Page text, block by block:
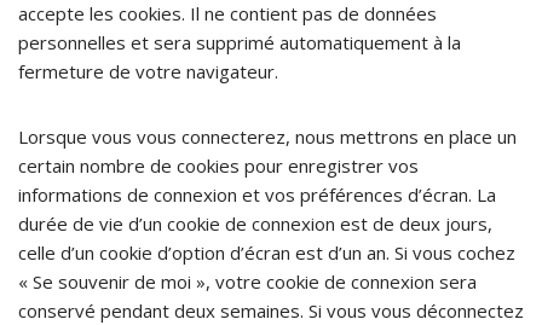
accepte les cookies. Il ne contient pas de données
personnelles et sera supprimé automatiquement à la
fermeture de votre navigateur.
Lorsque vous vous connecterez, nous mettrons en place un
certain nombre de cookies pour enregistrer vos
informations de connexion et vos préférences d’écran. La
durée de vie d’un cookie de connexion est de deux jours,
celle d’un cookie d’option d’écran est d’un an. Si vous cochez
« Se souvenir de moi », votre cookie de connexion sera
conservé pendant deux semaines. Si vous vous déconnectez